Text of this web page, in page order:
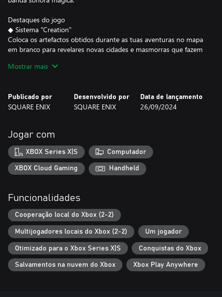
Destaques do jogo
◆ Sistema "Creation"
Coloca os artefactos obtidos durante as tuas aventuras no mapa
em branco para revelares novas cidades e masmorras que fazem
À medida que o mapa vai ganhando vida, torna-se um registo do
◆ 68 eventos diferentes
A história é composta por 68 eventos diferentes, no total. Quem
Tudo depende das tuas escolhas.
Depois de concluíres um evento, fala com Li’l Cactus, que está à
tua espera em casa!
◆ Conteúdo rico e detalhado
Concluir eventos específicos desbloqueia vários tipos diferentes
armaduras, criar golems e cuidar de animais de estimação.
Tu decides como queres jogar: podes partir numa aventura em
busca da arma mais forte ou procurar monstros jovens.
Mostrar mais
Publicado por
SQUARE ENIX
Desenvolvido por
SQUARE ENIX
Data de lançamento
26/09/2024
Jogar com
XBOX Series X|S Computador
XBOX Cloud Gaming Handheld
Funcionalidades
Cooperação local do Xbox (2-2)
Multijogadores locais do Xbox (2-2) Um jogador
Otimizado para o Xbox Series X|S Conquistas do Xbox
Salvamentos na nuvem do Xbox Xbox Play Anywhere